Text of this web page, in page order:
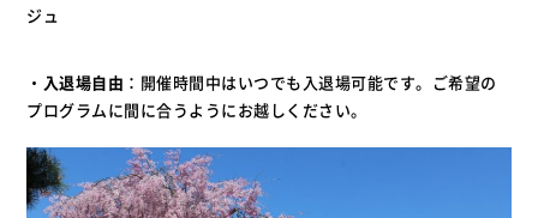
ジュ
・ 入退場自由 ：開催時間中はいつでも入退場可能です。ご希望の
プログラムに間に合うようにお越しください。